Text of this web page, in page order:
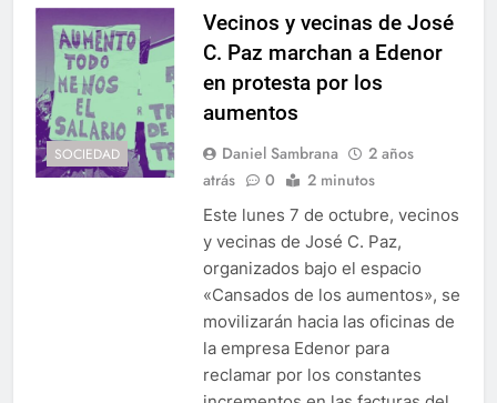
SOCIEDAD
Vecinos y vecinas de José
C. Paz marchan a Edenor
en protesta por los
aumentos
Daniel Sambrana
2 años
atrás
0 2 minutos
Este lunes 7 de octubre, vecinos
y vecinas de José C. Paz,
organizados bajo el espacio
«Cansados de los aumentos», se
movilizarán hacia las oficinas de
la empresa Edenor para
reclamar por los constantes